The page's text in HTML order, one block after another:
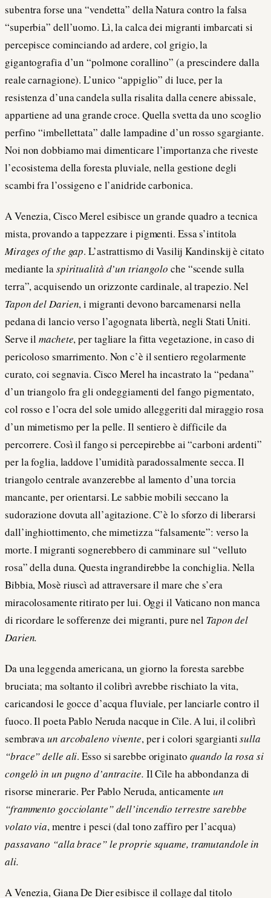
subentra forse una “vendetta” della Natura contro la falsa
“superbia” dell’uomo. Lì, la calca dei migranti imbarcati si
percepisce cominciando ad ardere, col grigio, la
gigantografia d’un “polmone corallino” (a prescindere dalla
reale carnagione). L’unico “appiglio” di luce, per la
resistenza d’una candela sulla risalita dalla cenere abissale,
appartiene ad una grande croce. Quella svetta da uno scoglio
perfino “imbellettata” dalle lampadine d’un rosso sgargiante.
Noi non dobbiamo mai dimenticare l’importanza che riveste
l’ecosistema della foresta pluviale, nella gestione degli
scambi fra l’ossigeno e l’anidride carbonica.
A Venezia, Cisco Merel esibisce un grande quadro a tecnica
mista, provando a tappezzare i pigmenti. Essa s’intitola
Mirages of the gap. L’astrattismo di Vasilij Kandinskij è citato
mediante laspiritualità d’un triangolo che “scende sulla
terra”, acquisendo un orizzonte cardinale, al trapezio. Nel
Tapon del Darien, i migranti devono barcamenarsi nella
pedana di lancio verso l’agognata libertà, negli Stati Uniti.
Serve ilmachete, per tagliare la fitta vegetazione, in caso di
pericoloso smarrimento. Non c’è il sentiero regolarmente
curato, coi segnavia. Cisco Merel ha incastrato la “pedana”
d’un triangolo fra gli ondeggiamenti del fango pigmentato,
col rosso e l’ocra del sole umido alleggeriti dal miraggio rosa
d’un mimetismo per la pelle. Il sentiero è difficile da
percorrere. Così il fango si percepirebbe ai “carboni ardenti”
per la foglia, laddove l’umidità paradossalmente secca. Il
triangolo centrale avanzerebbe al lamento d’una torcia
mancante, per orientarsi. Le sabbie mobili seccano la
sudorazione dovuta all’agitazione. C’è lo sforzo di liberarsi
dall’inghiottimento, che mimetizza “falsamente”: verso la
morte. I migranti sognerebbero di camminare sul “velluto
rosa” della duna. Questa ingrandirebbe la conchiglia. Nella
Bibbia, Mosè riuscì ad attraversare il mare che s’era
miracolosamente ritirato per lui. Oggi il Vaticano non manca
di ricordare le sofferenze dei migranti, pure nel Tapon del
Darien.
Da una leggenda americana, un giorno la foresta sarebbe
bruciata; ma soltanto il colibrì avrebbe rischiato la vita,
caricandosi le gocce d’acqua fluviale, per lanciarle contro il
fuoco. Il poeta Pablo Neruda nacque in Cile. A lui, il colibrì
sembravaun arcobaleno vivente, per i colori sgargiantisulla
“brace” delle ali. Esso si sarebbe originato quando la rosa si
congelò in un pugno d’antracite. Il Cile ha abbondanza di
risorse minerarie. Per Pablo Neruda, anticamenteun
“frammento gocciolante” dell’incendio terrestre sarebbe
volato via, mentre i pesci (dal tono zaffiro per l’acqua)
passavano “alla brace” le proprie squame, tramutandole in
ali.
A Venezia, Giana De Dier esibisce il collage dal titolo